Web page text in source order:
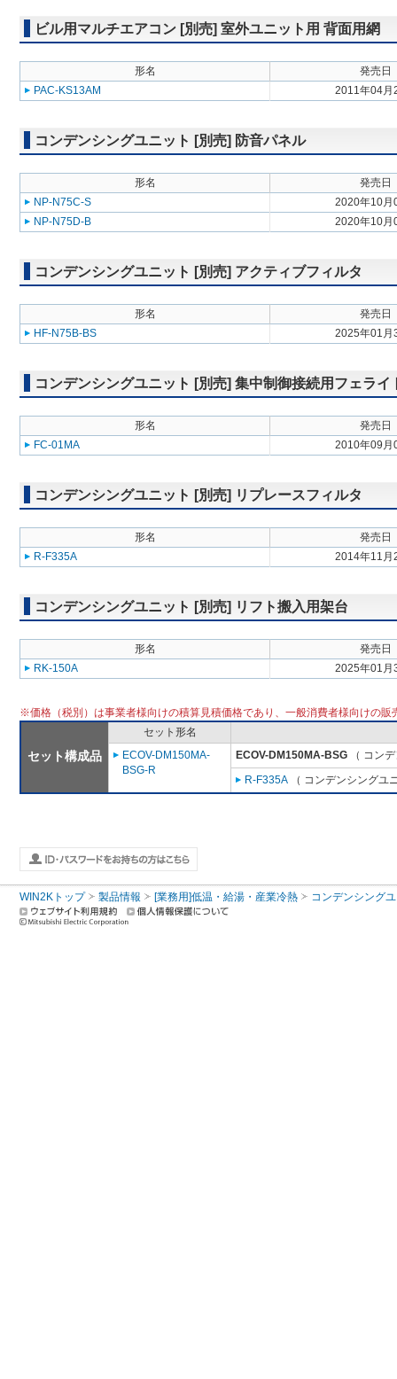
ビル用マルチエアコン [別売] 室外ユニット用 背面用網
形名
発売日
PAC-KS13AM
2011年04月
コンデンシングユニット [別売] 防音パネル
形名
発売日
NP-N75C-S
2020年10月
NP-N75D-B
2020年10月
コンデンシングユニット [別売] アクティブフィルタ
形名
発売日
HF-N75B-BS
2025年01月
コンデンシングユニット [別売] 集中制御接続用フェライ
形名
発売日
FC-01MA
2010年09月
コンデンシングユニット [別売] リプレースフィルタ
形名
発売日
R-F335A
2014年11月
コンデンシングユニット [別売] リフト搬入用架台
形名
発売日
RK-150A
2025年01月
※価格（税別）は事業者様向けの積算見積価格であり、一般消費者様向けの販
セット構成品
セット形名
ECOV-DM150MA-
BSG-R
ECOV-DM150MA-BSG （ コン
R-F335A （ コンデンシングユ
WIN2Kトップ 製品情報 [業務用]低温・給湯・産業冷熱 コンデンシング